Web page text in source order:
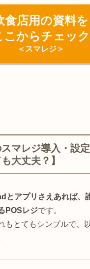
食店用の資料を
こからチェック
＜スマレジ＞
マレジ導入・設
大丈夫？】
とアプリさえあれば、
POSレジです。
もとてもシンプルで、